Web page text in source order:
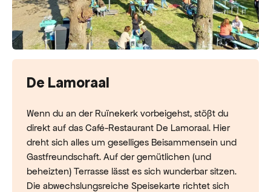
De Lamoraal
Wenn du an der Ruïnekerk vorbeigehst, stößt du
direkt auf das Café-Restaurant De Lamoraal. Hier
dreht sich alles um geselliges Beisammensein und
Gastfreundschaft. Auf der gemütlichen (und
beheizten) Terrasse lässt es sich wunderbar sitzen.
Die abwechslungsreiche Speisekarte richtet sich